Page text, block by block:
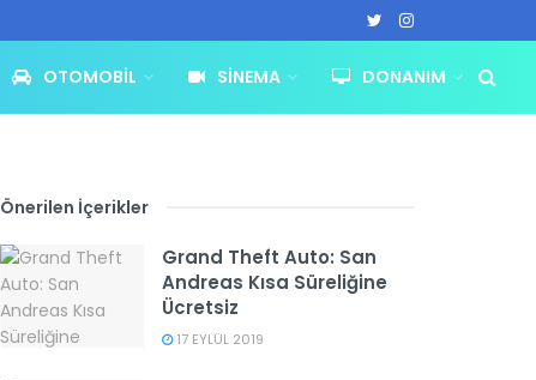
OTOMOBIL SINEMA DONANIM
Önerilen İçerikler
Grand Theft Auto: San
Andreas Kısa Süreliğine
Ücretsiz
17 EYLÜL 2019